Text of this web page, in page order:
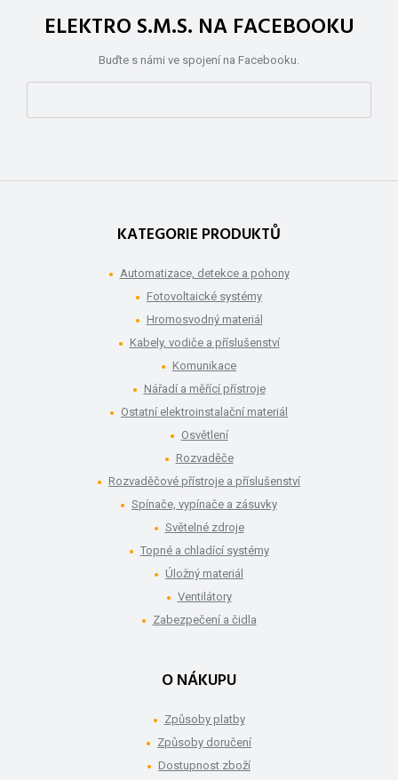
ELEKTRO S.M.S. NA FACEBOOKU
Buďte s námi ve spojení na Facebooku.
KATEGORIE PRODUKTŮ
Automatizace, detekce a pohony
Fotovoltaické systémy
Hromosvodný materiál
Kabely, vodiče a příslušenství
Komunikace
Nářadí a měřící přístroje
Ostatní elektroinstalační materiál
Osvětlení
Rozvaděče
Rozvaděčové přístroje a příslušenství
Spínače, vypínače a zásuvky
Světelné zdroje
Topné a chladící systémy
Úložný materiál
Ventilátory
Zabezpečení a čidla
O NÁKUPU
Způsoby platby
Způsoby doručení
Dostupnost zboží